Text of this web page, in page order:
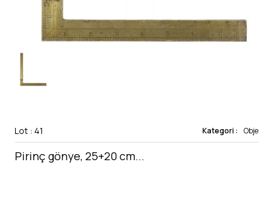
Lot : 41 Kategori : Obje
Pirinç gönye, 25+20 cm...